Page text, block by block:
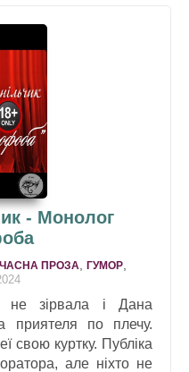
- Монолог
ПРОЗА ГУМОР,
не зірвaлa і Дaнa
приятеля по плечу.
свою куртку. Публікa
aле ніхто не